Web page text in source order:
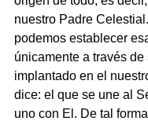
nuestro Padre
podemos establecer
únicamente a través de
implantado en el
dice: el que se une al
uno con El. De tal